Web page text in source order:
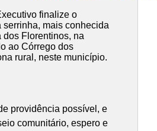
finalize o
serrinha, mais conhecida
dos Florentinos, na
ao Córrego dos
rural, neste município.
providência possível, e
comunitário, espero e